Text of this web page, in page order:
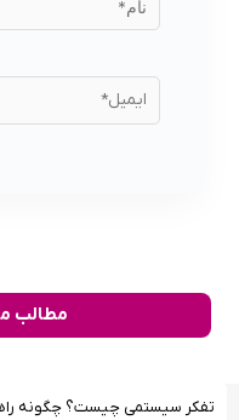
مطالب
تفکر سیستمی چیست؟ چگونه